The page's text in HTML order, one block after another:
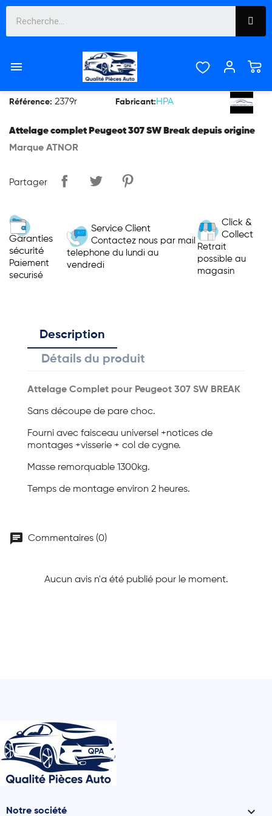

ATTELAGE PEUGEOT 307 SW BREAK
Référence: 2379r Fabricant: HPA
Attelage complet Peugeot 307 SW Break depuis origine
Marque ATNOR
Partager
Garanties
sécurité
Paiement
securisé
Service Client
Contactez nous par mail
telephone du lundi au
vendredi
Click &
Collect
Retrait
possible au
magasin
Description
Détails du produit
Attelage Complet pour Peugeot 307 SW BREAK
Sans découpe de pare choc.
Fourni avec faisceau universel +notices de
montages +visserie + col de cygne.
Masse remorquable 1300kg.
Temps de montage environ 2 heures.
chat Commentaires (0)
Aucun avis n'a été publié pour le moment.
Notre société 